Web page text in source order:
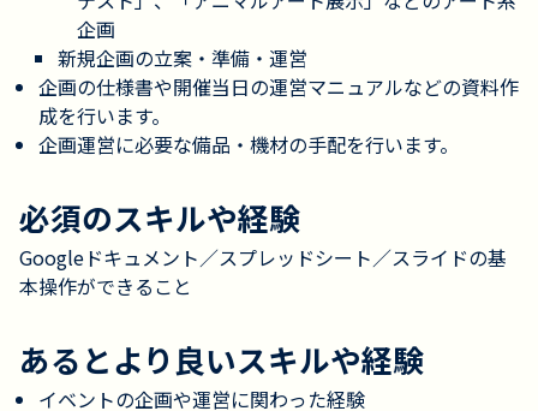
企画
新規企画の立案・準備・運営
企画の仕様書や開催当日の運営マニュアルなどの資料作
成を行います。
企画運営に必要な備品・機材の手配を行います。
必須のスキルや経験
Googleドキュメント／スプレッドシート／スライドの基
本操作ができること
あるとより良いスキルや経験
イベントの企画や運営に関わった経験